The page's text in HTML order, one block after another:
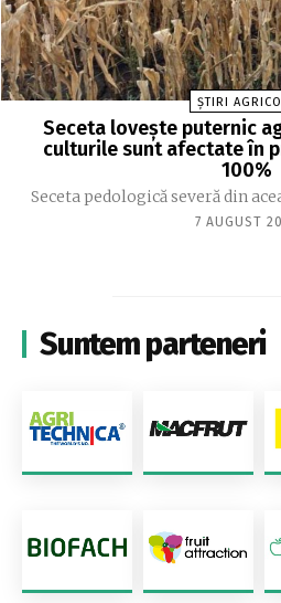
ȘTIRI
Seceta lovește puternic
culturile sunt afectate în
100%
Seceta pedologică severă din
7 AUGUST
Suntem parteneri